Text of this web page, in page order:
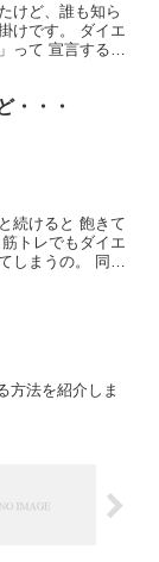
けど、誰も知ら
けです。 ダイエ
って 宣言するん
・・・
続けると 飽きて
トレでもダイエ
しまうの。 同じ
方法を紹介しま